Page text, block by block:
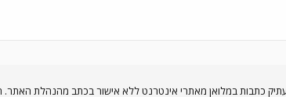
כתבות במלואן מאתרי אינטרנט ללא אישור בכתב מהנהלת האתר.